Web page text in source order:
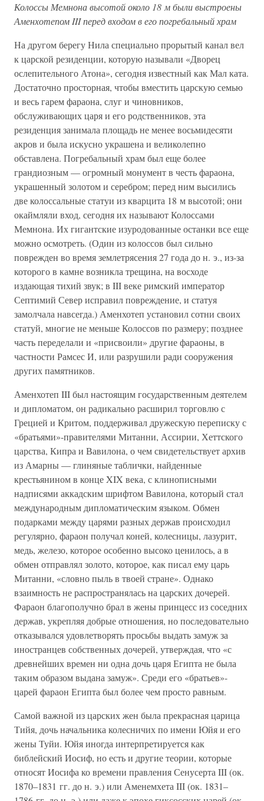
Колоссы Мемнона высотой около 18 м были выстроены
Аменхотепом III перед входом в его погребальный храм
На другом берегу Нила специально прорытый канал вел
к царской резиденции, которую называли «Дворец
ослепительного Атона», сегодня известный как Мал ката.
Достаточно просторная, чтобы вместить царскую семью
и весь гарем фараона, слуг и чиновников,
обслуживающих царя и его родственников, эта
резиденция занимала площадь не менее восьмидесяти
акров и была искусно украшена и великолепно
обставлена. Погребальный храм был еще более
грандиозным — огромный монумент в честь фараона,
украшенный золотом и серебром; перед ним высились
две колоссальные статуи из кварцита 18 м высотой; они
окаймляли вход, сегодня их называют Колоссами
Мемнона. Их гигантские изуродованные останки все еще
можно осмотреть. (Один из колоссов был сильно
поврежден во время землетрясения 27 года до н. э., из-за
которого в камне возникла трещина, на восходе
издающая тихий звук; в III веке римский император
Септимий Север исправил повреждение, и статуя
замолчала навсегда.) Аменхотеп установил сотни своих
статуй, многие не меньше Колоссов по размеру; позднее
часть переделали и «присвоили» другие фараоны, в
частности Рамсес И, или разрушили ради сооружения
других памятников.
Аменхотеп III был настоящим государственным деятелем
и дипломатом, он радикально расширил торговлю с
Грецией и Критом, поддерживал дружескую переписку с
«братьями»-правителями Митанни, Ассирии, Хеттского
царства, Кипра и Вавилона, о чем свидетельствует архив
из Амарны — глиняные таблички, найденные
крестьянином в конце XIX века, с клинописными
надписями аккадским шрифтом Вавилона, который стал
международным дипломатическим языком. Обмен
подарками между царями разных держав происходил
регулярно, фараон получал коней, колесницы, лазурит,
медь, железо, которое особенно высоко ценилось, а в
обмен отправлял золото, которое, как писал ему царь
Митанни, «словно пыль в твоей стране». Однако
взаимность не распространялась на царских дочерей.
Фараон благополучно брал в жены принцесс из соседних
держав, укрепляя добрые отношения, но последовательно
отказывался удовлетворять просьбы выдать замуж за
иностранцев собственных дочерей, утверждая, что «с
древнейших времен ни одна дочь царя Египта не была
таким образом выдана замуж». Среди его «братьев»-
царей фараон Египта был более чем просто равным.
Самой важной из царских жен была прекрасная царица
Тийя, дочь начальника колесничих по имени Юйя и его
жены Туйи. Юйя иногда интерпретируется как
библейский Иосиф, но есть и другие теории, которые
относят Иосифа ко времени правления Сенусерта III (ок.
1870–1831 гг. до н. э.) или Аменемхета III (ок. 1831–